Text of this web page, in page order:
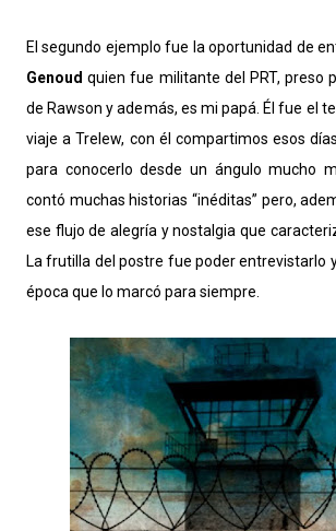
El segundo ejemplo fue la oportunidad de
Genoud quien fue militante del PRT, preso
de Rawson y además, es mi papá. Él fue el
viaje a Trelew, con él compartimos esos
para conocerlo desde un ángulo mucho
contó muchas historias “inéditas” pero,
ese flujo de alegría y nostalgia que
La frutilla del postre fue poder entrevistarlo
época que lo marcó para siempre.